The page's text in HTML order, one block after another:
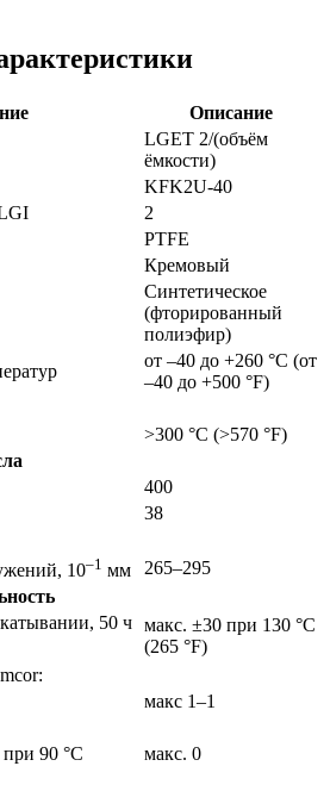
Описание
LGET 2/(объём
ёмкости)
KFK2U-40
2
PTFE
Кремовый
Синтетическое
(фторированный
полиэфир)
от –40 до +260 °C (от
–40 до +500 °F)
>300 °C (>570 °F)
400
38
10–1 мм
265–295
50 ч макс. ±30 при 130 °C
(265 °F)
макс 1–1
90 °C
макс. 0